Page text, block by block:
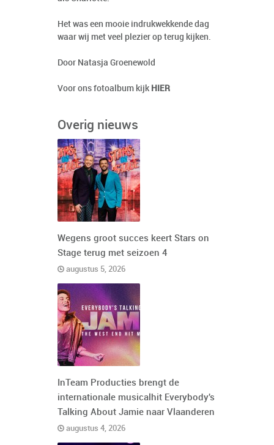
Het was een mooie indrukwekkende dag
waar wij met veel plezier op terug kijken.
Door Natasja Groenewold
Voor ons fotoalbum kijk HIER
Overig nieuws
Wegens groot succes keert Stars on
Stage terug met seizoen 4
augustus 5, 2026
InTeam Producties brengt de
internationale musicalhit Everybody's
Talking About Jamie naar Vlaanderen
augustus 4, 2026